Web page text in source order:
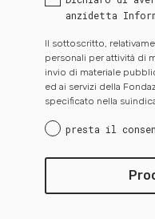
anzidetta
Il sottoscritto,
personali per attività di
invio di materiale
ed ai servizi della
specificato nella
presta il